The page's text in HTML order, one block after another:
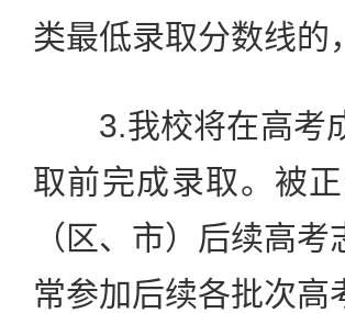
类最低录取分数线的
3.我校将在高考成
取前完成录取。被
（区、市）后续高
常参加后续各批次高